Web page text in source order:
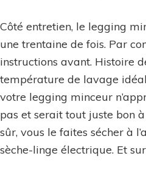
Côté entretien, le legging
une trentaine de fois. Par
instructions avant. Histoire
température de lavage
votre legging minceur
pas et serait tout juste bon
sûr, vous le faites sécher à
sèche-linge électrique. Et